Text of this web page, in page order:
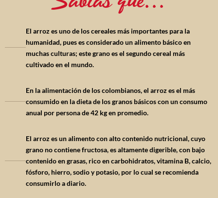
El arroz es uno de los cereales más importantes para la
humanidad, pues es considerado un alimento básico en
muchas culturas; este grano es el segundo cereal más
cultivado en el mundo.
En la alimentación de los colombianos, el arroz es el más
consumido en la dieta de los granos básicos con un consumo
anual por persona de 42 kg en promedio.
El arroz es un alimento con alto contenido nutricional, cuyo
grano no contiene fructosa, es altamente digerible, con bajo
contenido en grasas, rico en carbohidratos, vitamina B, calcio,
fósforo, hierro, sodio y potasio, por lo cual se recomienda
consumirlo a diario.